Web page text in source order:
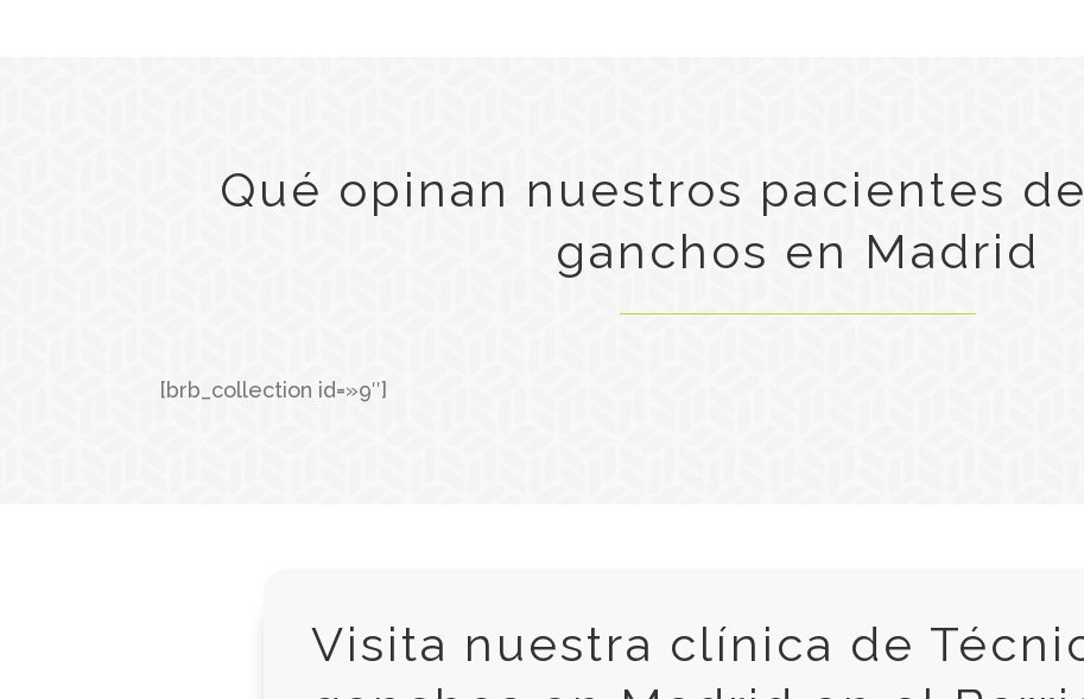
Qué opinan nuestros pacientes
ganchos en Madrid
[brb_collection id=»9″]
Visita nuestra clínica de